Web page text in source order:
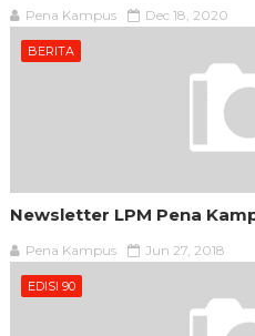
Pena Kampus Dec 18, 2020
BERITA
Newsletter LPM Pena
Pena Kampus Jun 27, 2018
EDISI 90